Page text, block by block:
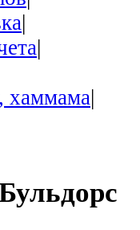
|
|
хаммама|